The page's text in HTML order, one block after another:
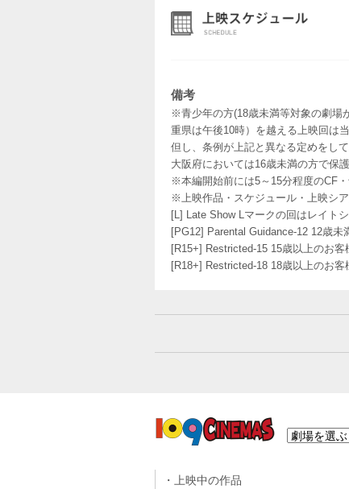
備考
※青少年の方(18歳未満等対象の劇場
重県は午後10時）を越える上映回は
但し、条例が上記と異なる定めをし
大阪府においては16歳未満の方で保
※本編開始前には5～15分程度のCF
※上映作品・スケジュール・上映シ
[L] Late Show Lマークの回はレイト
[PG12] Parental Guidance-12 12歳未
[R15+] Restricted-15 15歳以上のお客
[R18+] Restricted-18 18歳以上のお客
上映中の作品